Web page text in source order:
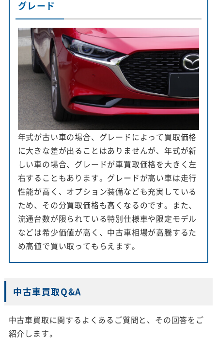
グレード
年式が古い車の場合、グレードによって買取価格
に大きな差が出ることはありませんが、年式が新
しい車の場合、グレードが車買取価格を大きく左
右することもあります。グレードが高い車は走行
性能が高く、オプション装備なども充実している
ため、その分買取価格も高くなるのです。また、
流通台数が限られている特別仕様車や限定モデル
などは希少価値が高く、中古車相場が高騰するた
め高値で買い取ってもらえます。
中古車買取Q&A
中古車買取に関するよくあるご質問と、その回答をご
紹介します。